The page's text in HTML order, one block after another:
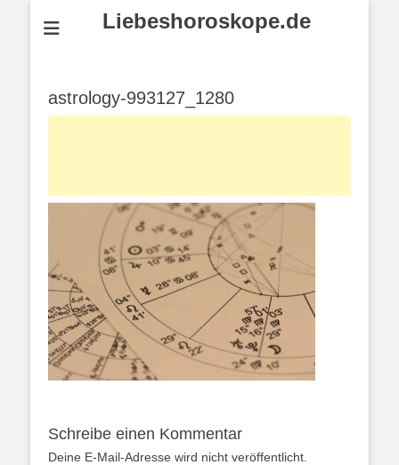
Liebeshoroskope.de
astrology-993127_1280
Schreibe einen Kommentar
Deine E-Mail-Adresse wird nicht veröffentlicht.